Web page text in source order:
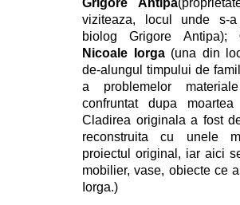
Grigore Antipa
viziteaza, locul unde s-a
biolog Grigore Antipa);
Nicoale Iorga(una din
de-alungul timpului de
a problemelor
confruntat dupa
Cladirea originala a fost
reconstruita cu unele
proiectul original, iar aici
mobilier, vase, obiecte ce
Iorga.)